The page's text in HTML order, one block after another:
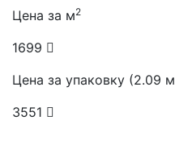
Цена за м2
1699
Цена за упаковку (2.09 м
3551